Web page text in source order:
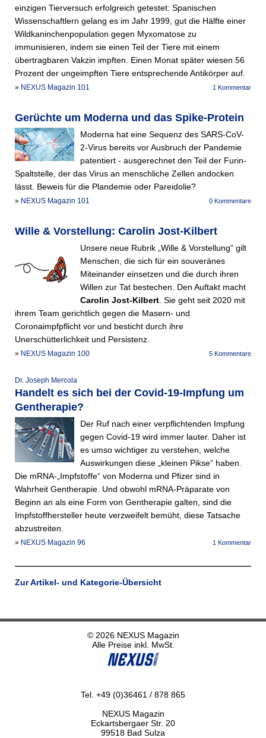
einzigen Tierversuch erfolgreich getestet: Spanischen
Wissenschaftlern gelang es im Jahr 1999, gut die Hälfte einer
Wildkaninchenpopulation gegen Myxomatose zu
immunisieren, indem sie einen Teil der Tiere mit einem
übertragbaren Vakzin impften. Einen Monat später wiesen 56
Prozent der ungeimpften Tiere entsprechende Antikörper auf.
1 Kommentar
» NEXUS Magazin 101
Gerüchte um Moderna und das Spike-Protein
Moderna hat eine Sequenz des SARS-CoV-
2-Virus bereits vor Ausbruch der Pandemie
patentiert - ausgerechnet den Teil der Furin-
Spaltstelle, der das Virus an menschliche Zellen andocken
lässt. Beweis für die Plandemie oder Pareidolie?
0 Kommentare
» NEXUS Magazin 101
Wille & Vorstellung: Carolin Jost-Kilbert
Unsere neue Rubrik „Wille & Vorstellung“ gilt
Menschen, die sich für ein souveränes
Miteinander einsetzen und die durch ihren
Willen zur Tat bestechen. Den Auftakt macht
Carolin Jost-Kilbert . Sie geht seit 2020 mit
ihrem Team gerichtlich gegen die Masern- und
Coronaimpfpflicht vor und besticht durch ihre
Unerschütterlichkeit und Persistenz.
5 Kommentare
» NEXUS Magazin 100
Dr. Joseph Mercola
Handelt es sich bei der Covid-19-Impfung um
Gentherapie?
Der Ruf nach einer verpflichtenden Impfung
gegen Covid-19 wird immer lauter. Daher ist
es umso wichtiger zu verstehen, welche
Auswirkungen diese „kleinen Pikse“ haben.
Die mRNA-„Impfstoffe“ von Moderna und Pfizer sind in
Wahrheit Gentherapie. Und obwohl mRNA-Präparate von
Beginn an als eine Form von Gentherapie galten, sind die
Impfstoffhersteller heute verzweifelt bemüht, diese Tatsache
abzustreiten.
1 Kommentar
» NEXUS Magazin 96
Zur Artikel- und Kategorie-Übersicht
© 2026 NEXUS Magazin
Alle Preise inkl. MwSt.
Tel. +49 (0)36461 / 878 865
NEXUS Magazin
Eckartsbergaer Str. 20
99518 Bad Sulza